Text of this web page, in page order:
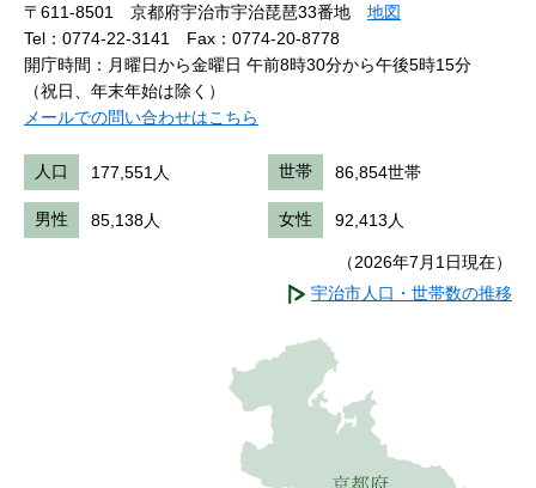
〒611-8501 京都府宇治市宇治琵琶33番地 地図
Tel：0774-22-3141
Fax：0774-20-8778
開庁時間：月曜日から金曜日 午前8時30分から午後5時15分
（祝日、年末年始は除く）
メールでの問い合わせはこちら
人口 177,551人 世帯 86,854世帯
男性 85,138人 女性 92,413人
（2026年7月1日現在）
宇治市人口・世帯数の推移